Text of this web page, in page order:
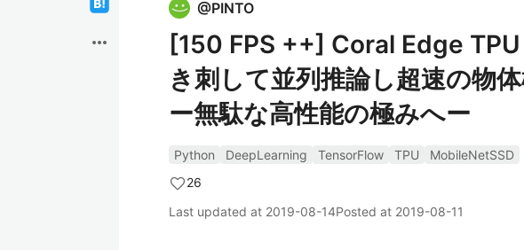
more_horiz
@PINTO
[150 FPS ++] Coral Edge
き刺して並列推論し超速の物
ー無駄な高性能の極みへー
Python DeepLearning TensorFlow TPU
MobileNetSSD
26
Last updated at 2019-08-14Posted at 2019-08-11